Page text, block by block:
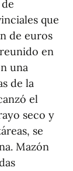
que
de euros
en
una
de la
el
seco y
se
Mazón